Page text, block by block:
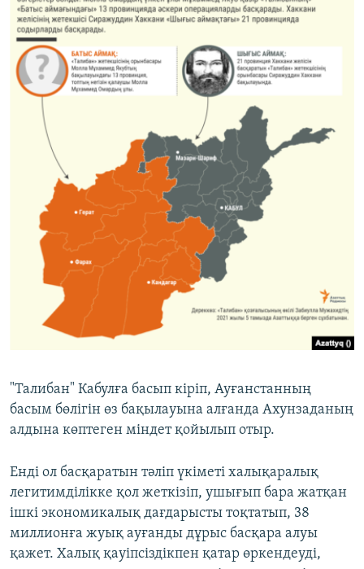
"Талибан" Кабулға басып кіріп, Ауғанстанның
басым бөлігін өз бақылауына алғанда Ахунзаданың
алдына көптеген міндет қойылып отыр.
Енді ол басқаратын тәліп үкіметі халықаралық
легитимділікке қол жеткізіп, ушығып бара жатқан
ішкі экономикалық дағдарысты тоқтатып, 38
миллионға жуық ауғанды дұрыс басқара алуы
қажет. Халық қауіпсіздікпен қатар өркендеуді,